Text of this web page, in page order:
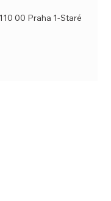
00 Praha 1-Staré